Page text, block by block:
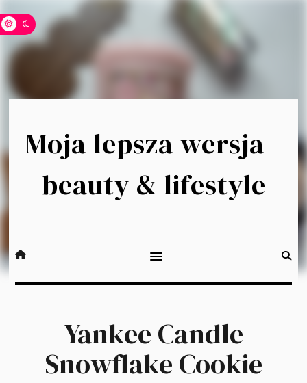
Moja lepsza wersja -
beauty & lifestyle
Yankee Candle
Snowflake Cookie